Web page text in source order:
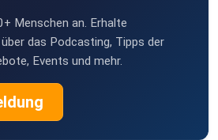
Menschen an. Erhalte
das Podcasting, Tipps der
Events und mehr.